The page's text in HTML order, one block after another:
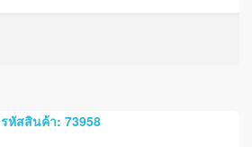
รหัสสินค้า: 73958